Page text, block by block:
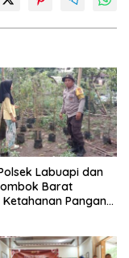
Labuapi dan
Barat
Pangan